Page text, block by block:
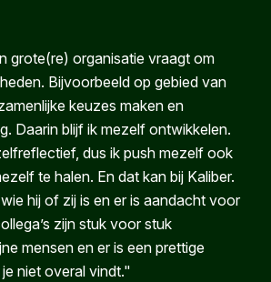
grote(re) organisatie vraagt om
Bijvoorbeeld op gebied van
keuzes maken en
Daarin blijf ik mezelf ontwikkelen.
dus ik push mezelf ook
te halen. En dat kan bij Kaliber.
hij of zij is en er is aandacht voor
zijn stuk voor stuk
mensen en er is een prettige
niet overal vindt."